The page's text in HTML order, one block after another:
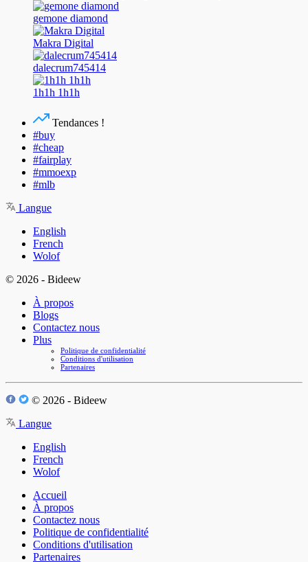
gemone diamond
Makra Digital
dalecrum745414
1h1h 1h1h
Tendances !
#buy
#cheap
#fairplay
#mmoexp
#mlb
Langue
English
French
Wolof
© 2026 - Bideew
À propos
Blogs
Contactez nous
Plus
Politique de confidentialité
Conditions d'utilisation
Partenaires
© 2026 - Bideew
Langue
English
French
Wolof
Accueil
À propos
Contactez nous
Politique de confidentialité
Conditions d'utilisation
Partenaires